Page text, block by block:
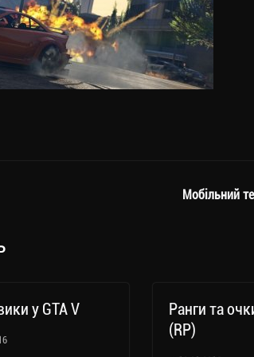
Мобільний
у GTA V
Ранги та
(RP)